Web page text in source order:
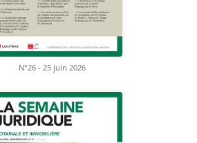
N°26 - 25 juin 2026